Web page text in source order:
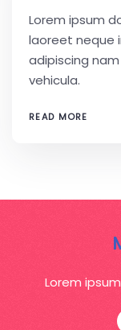
Lorem ipsum
laoreet neque
adipiscing
vehicula.
READ MORE
Lorem